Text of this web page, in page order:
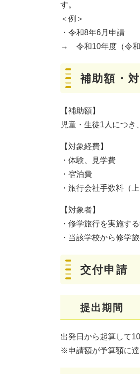
す。
＜例＞
・令和8年6月申請
→ 令和10年度（令和
補助額・
【補助額】
児童・生徒1人につき
【対象経費】
​・体験、見学費
・宿泊費
・旅行会社手数料（上
【対象者】
・修学旅行を実施す
・当該学校から修学
交付申請
提出期間
出発日から起算して
※申請額が予算額に達